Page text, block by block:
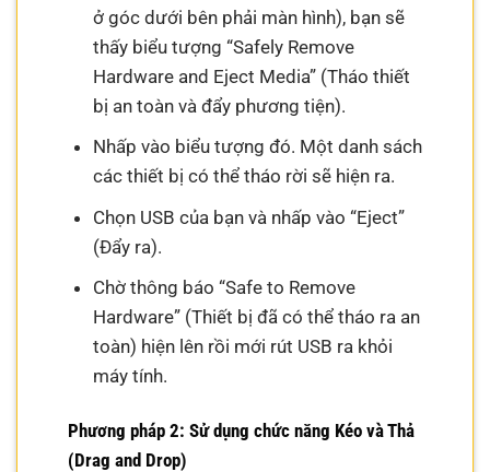
ở góc dưới bên phải màn hình), bạn sẽ
thấy biểu tượng “Safely Remove
Hardware and Eject Media” (Tháo thiết
bị an toàn và đẩy phương tiện).
Nhấp vào biểu tượng đó. Một danh sách
các thiết bị có thể tháo rời sẽ hiện ra.
Chọn USB của bạn và nhấp vào “Eject”
(Đẩy ra).
Chờ thông báo “Safe to Remove
Hardware” (Thiết bị đã có thể tháo ra an
toàn) hiện lên rồi mới rút USB ra khỏi
máy tính.
Phương pháp 2: Sử dụng chức năng Kéo và Thả
(Drag and Drop)